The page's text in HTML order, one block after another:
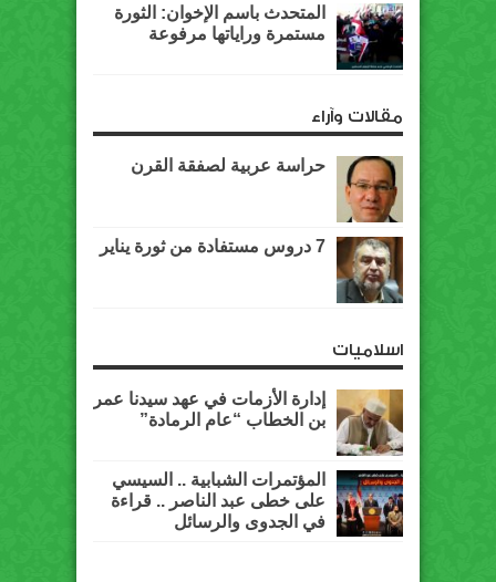
المتحدث باسم الإخوان: الثورة
مستمرة وراياتها مرفوعة
مقالات وآراء
حراسة عربية لصفقة القرن
7 دروس مستفادة من ثورة يناير
اسلاميات
إدارة الأزمات في عهد سيدنا عمر
بن الخطاب “عام الرمادة”
المؤتمرات الشبابية .. السيسي
على خطى عبد الناصر .. قراءة
في الجدوى والرسائل